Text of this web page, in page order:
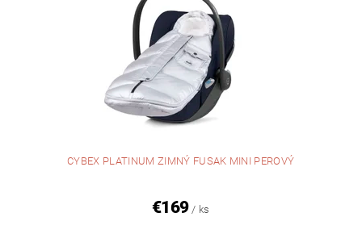
CYBEX PLATINUM ZIMNÝ FUSAK MINI PEROVÝ
€169 / ks